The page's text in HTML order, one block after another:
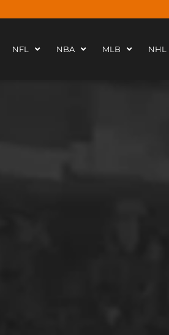
NFL NBA MLB NHL